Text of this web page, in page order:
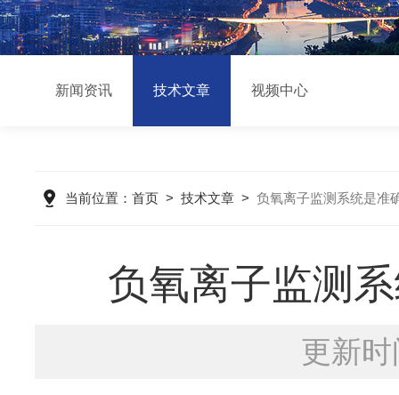
新闻资讯 技术文章 视频中心
当前位置： 首页 > 技术文章 > 负氧离子监测系统是准
负氧离子监测
更新